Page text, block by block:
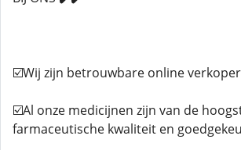
☑️Wij zijn betrouwbare online
☑️Al onze medicijnen zijn van de
farmaceutische kwaliteit en